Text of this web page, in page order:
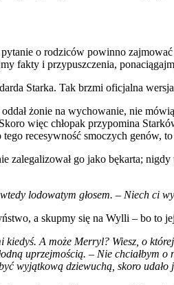
o rodziców powinno
fakty i przypuszczenia,
Starka. Tak brzmi oficjalna
żonie na wychowanie, nie
więc chłopak przypomina
recesywność smoczych genów,
zalegalizował go jako bękarta;
lodowatym głosem. – Niech ci
a skupmy się na Wylli – bo to
A może Merryl? Wiesz, o
uprzejmością. – Nie chciałbym o
wyjątkową dziewuchą, skoro